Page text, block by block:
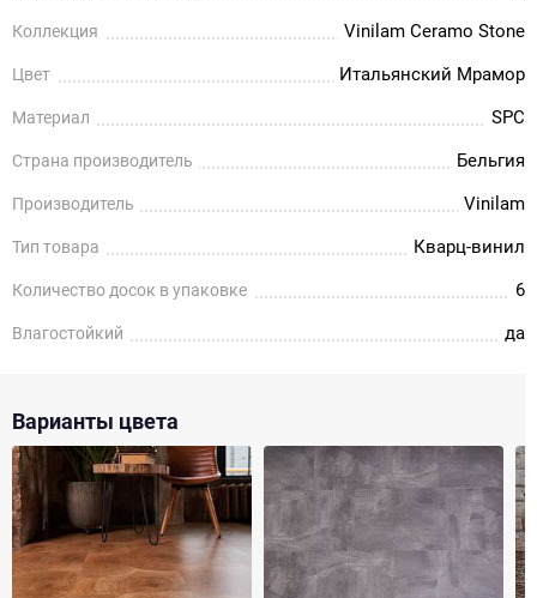
Коллекция Vinilam Ceramo Stone
Цвет Итальянский Мрамор
Материал SPC
Страна производитель Бельгия
Производитель Vinilam
Тип товара Кварц-винил
Количество досок в упаковке 6
Влагостойкий да
Варианты цвета